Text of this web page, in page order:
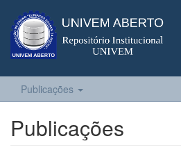
Publicações
Publicações